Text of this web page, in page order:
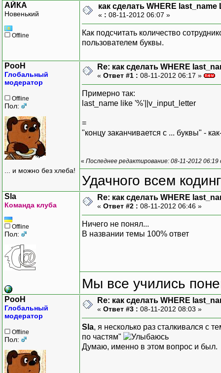
АЙКА
Новенький
Offline
как сделать WHERE
« : 08-11-2012 06:07 »
Как подсчитать количество
пользователем буквы.
PooH
Глобальный
модератор
Offline
Пол:
... и можно без хлеба!
Re: как сделать WHERE
« Ответ #1 : 08-11-2012 06:17 »
Примерно так:
last_name like '%'||v_input_letter
=
"концу заканчивается с ... буквы" -
« Последнее редактирование: 08-11-2012 06:19
Удачного всем
Sla
Команда клуба
Offline
Пол:
Re: как сделать WHERE
« Ответ #2 : 08-11-2012 06:46 »
Ничего не понял...
В названии темы 100% ответ
Мы все учились
PooH
Глобальный
модератор
Offline
Пол:
Re: как сделать WHERE
« Ответ #3 : 08-11-2012 08:03 »
Sla, я несколько раз сталкивался с
по частям"
Думаю, именно в этом вопрос и был.